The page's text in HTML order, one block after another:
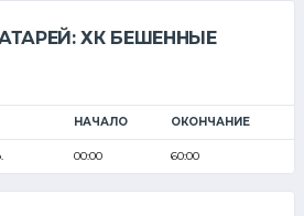
ХК БЕШЕННЫЕ
НАЧАЛО ОКОНЧАНИЕ
00:00 60:00